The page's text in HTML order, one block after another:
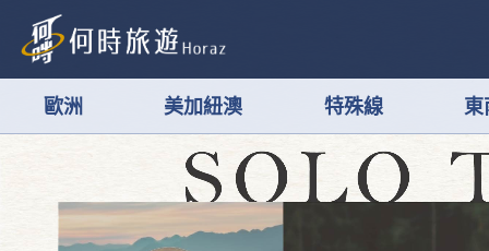
歐洲 美加紐澳 特殊線 東